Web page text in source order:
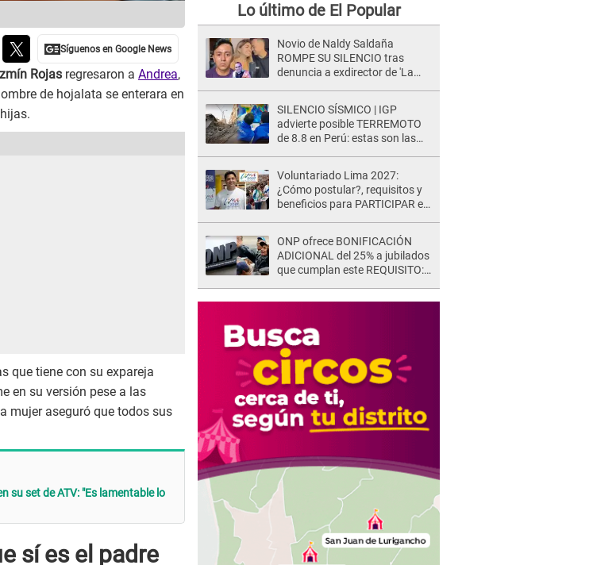
Rojas regresaron a Andrea,
de hojalata se enterara en
que tiene con su expareja
en su versión pese a las
mujer aseguró que todos sus
su set de ATV: "Es lamentable lo
sí es el padre
Lo último de El Popular
Novio de Naldy Saldaña
ROMPE SU SILENCIO tras
denuncia a exdirector de 'La
ella esté bien"
SILENCIO SÍSMICO | IGP
advierte posible TERREMOTO
de 8.8 en Perú: estas son las
Voluntariado Lima 2027:
¿Cómo postular?, requisitos y
beneficios para PARTICIPAR en
ONP ofrece BONIFICACIÓN
ADICIONAL del 25% a jubilados
que cumplan este REQUISITO: